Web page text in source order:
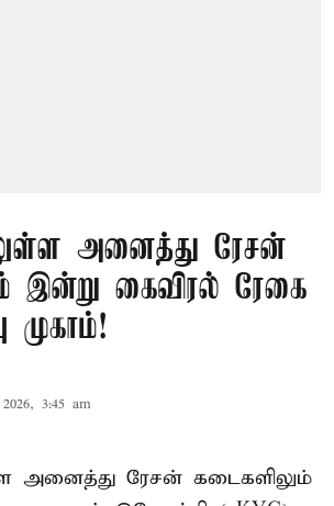
அனைத்து ரேசன்
இன்று கைவிரல் ரேகை
முகாம்!
3:45 am
அனைத்து ரேசன் கடைகளிலும்